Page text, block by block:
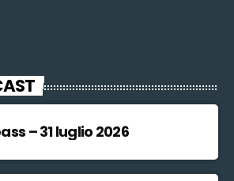
– 31 luglio 2026